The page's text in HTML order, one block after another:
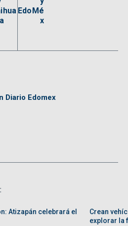
EdoMé
x
Diario Edomex
Atizapán celebrará el
Crean
explorar la